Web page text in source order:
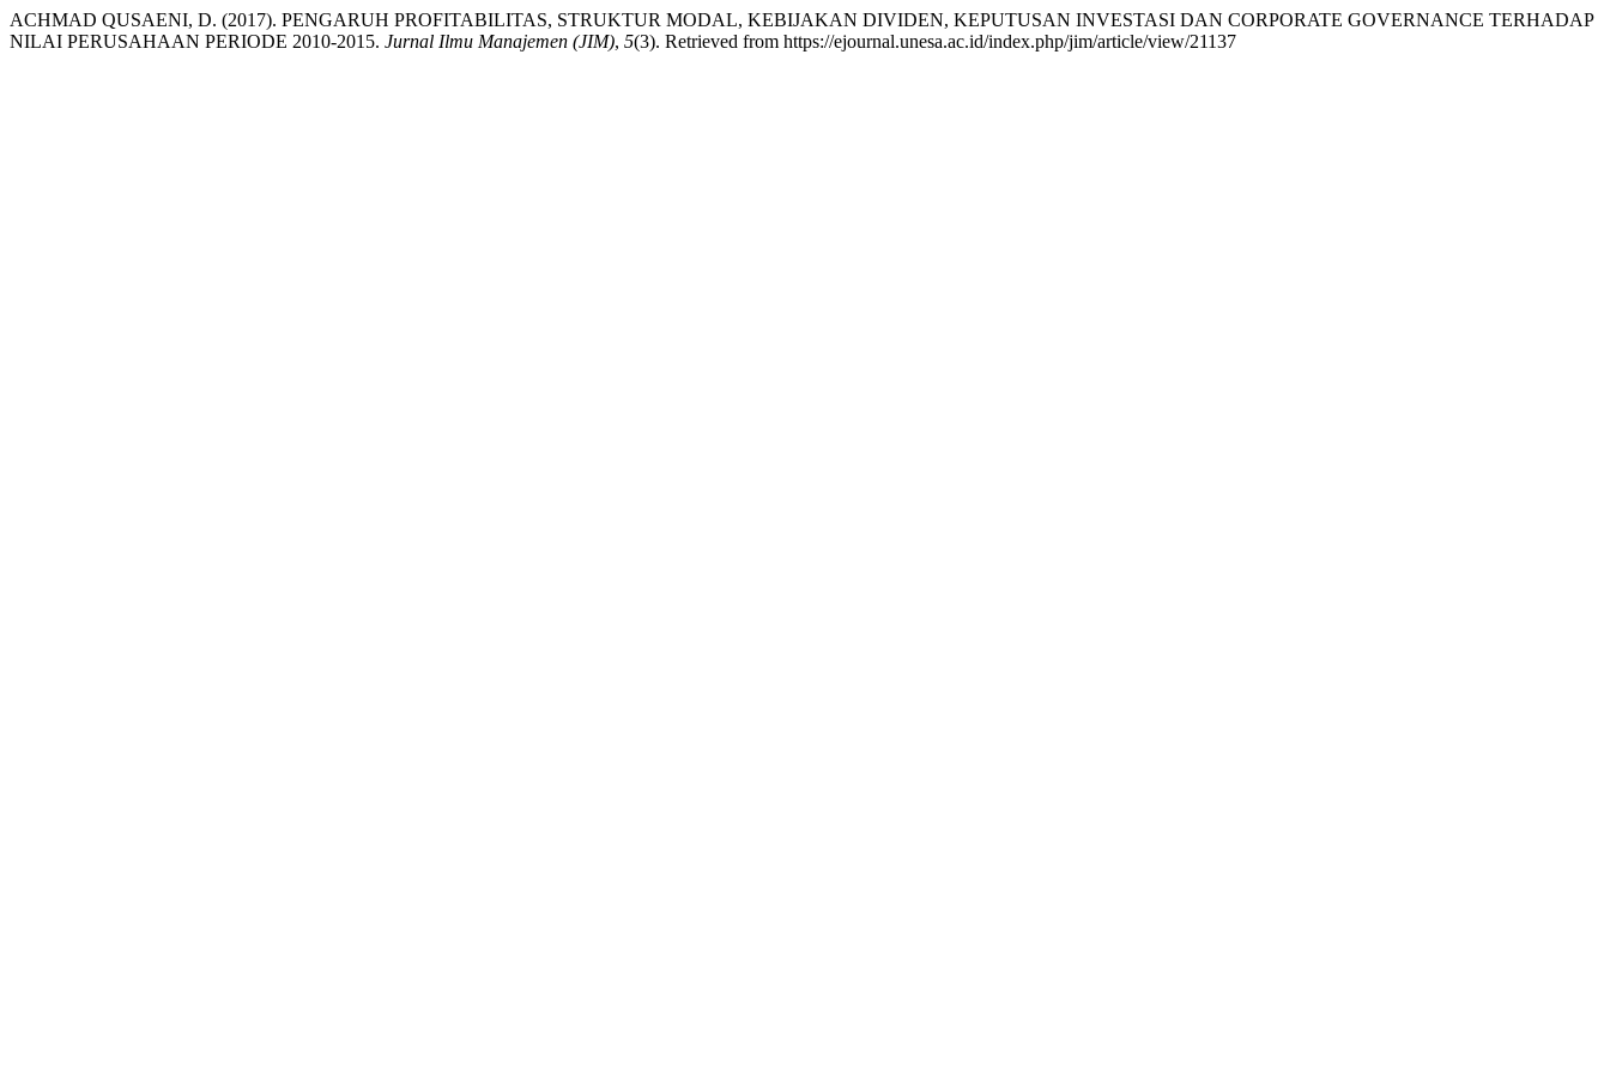
ACHMAD QUSAENI, D. (2017). PENGARUH PROFITABILITAS, STRUKTUR MODAL, KEBIJAKAN DIVIDEN, KEPUTUSAN INVESTASI DAN CORPORATE GOVERNANCE TERHADAP
NILAI PERUSAHAAN PERIODE 2010-2015. Jurnal Ilmu Manajemen (JIM), 5(3). Retrieved from https://ejournal.unesa.ac.id/index.php/jim/article/view/21137